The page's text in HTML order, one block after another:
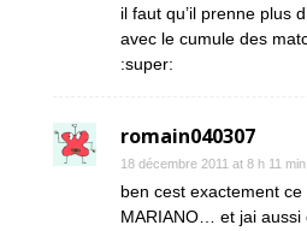
il faut qu’il prenne plus
avec le cumule des
:super:
romain040307
18 décembre 2011 at 8 h 11 min
ben cest exactement
MARIANO… et jai aussi